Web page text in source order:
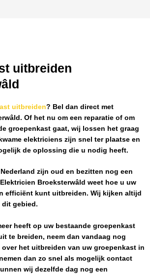
uitbreiden
uitbreiden? Bel dan direct met
. Of het nu om een reparatie of om
groepenkast gaat, wij lossen het graag
elektriciens zijn snel ter plaatse en
de oplossing die u nodig heeft.
zijn oud en bezitten nog een
Elektricien Broeksterwâld weet hoe u uw
efficiënt kunt uitbreiden. Wij kijken altijd
dit gebied.
heeft op uw bestaande groepenkast
te breiden, neem dan vandaag nog
het uitbreiden van uw groepenkast in
dan zo snel als mogelijk contact
wij dezelfde dag nog een